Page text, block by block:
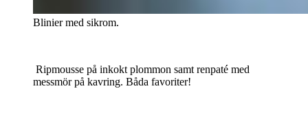
Blinier med sikrom.
Ripmousse på inkokt plommon samt renpaté med
messmör på kavring. Båda favoriter!